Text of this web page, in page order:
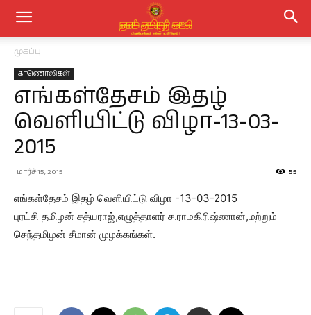
முகப்பு
காணொலிகள்
எங்கள்தேசம் இதழ்
வெளியிட்டு விழா-13-03-
2015
மார்ச் 15, 2015 55
எங்கள்தேசம் இதழ் வெளியிட்டு விழா -13-03-2015
புரட்சி தமிழன் சத்யராஜ்,எழுத்தாளர் ச.ராமகிரிஷ்ணான்,மற்றும்
செந்தமிழன் சீமான் முழக்கங்கள்.